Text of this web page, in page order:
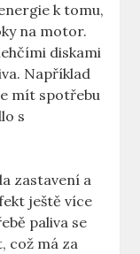
k tomu,‍
na ​motor.
diskami
Například
mít spotřebu
s
zastavení a
ještě‍ více
paliva ⁣se
což má za